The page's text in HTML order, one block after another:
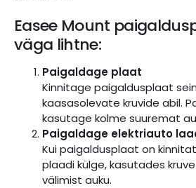
Easee Mount
väga lihtne:
Paigaldage plaat
Kinnitage paigaldusplaat
kaasasolevate kruvide abil.
kasutage kolme suuremat
Paigaldage elektriauto
Kui paigaldusplaat on
plaadi külge, kasutades
välimist auku.